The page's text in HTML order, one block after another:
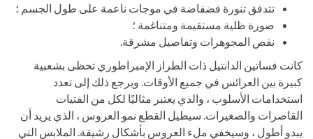
تتدفق تنورة فضفاضة في موجات ناعمة على طول الجسم ؛
صورة ظلية مستقيمة ومتناغمة ؛
نقص المجوهرات وتفاصيل مشرقة.
كانت فساتين الدانتيل ذات الطراز الإمبراطوري تحظى بشعبية
كبيرة بين العرائس في جميع الأوقات. ويرجع ذلك إلى تعدد
استخدامات الأسلوب ، والذي يعتبر مثاليًا لكل من الفتيات
القاصرات والصغيرات. سيطيل القطع نمو العروس ، الذي يريد أن
يبدو أطول ، وسيخفي ملء العروس بأشكال رشيقة. الملابس التي